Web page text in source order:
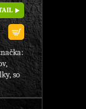
so